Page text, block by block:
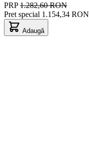
PRP 1.282,60 RON
Pret special 1.154,34 RON
Adaugă